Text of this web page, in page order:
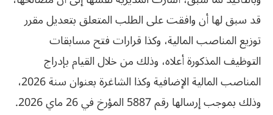
قد سبق لها أن وافقت على الطلب المتعلق بتعديل مقرر
توزيع المناصب المالية، وكذا قرارات فتح مسابقات
التوظيف المذكورة أعلاه، وذلك من خلال القيام بإدراج
المناصب المالية الإضافية وكذا الشاغرة بعنوان سنة 2026،
وذلك بموجب إرسالها رقم 5887 المؤرخ في 26 ماي 2026.